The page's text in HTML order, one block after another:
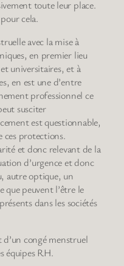
toute leur place.
cela.
avec la mise à
en premier lieu
universitaires, et à
en est une d’entre
professionnel ce
susciter
est questionnable,
ces protections.
et donc relevant de la
d’urgence et donc
autre optique, un
peuvent l’être le
dans les sociétés
congé menstruel
équipes RH.